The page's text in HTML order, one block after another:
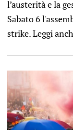
l’austerità e la
Sabato 6
strike. Leggi